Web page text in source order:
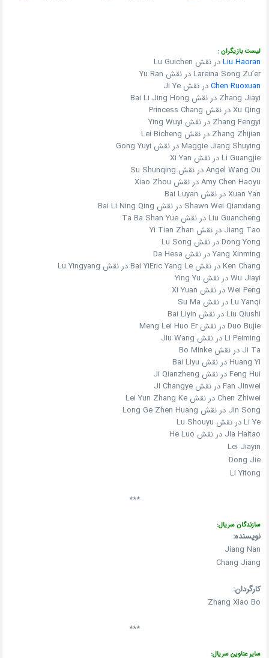
لیست بازیگران :
Liu Haoranدر نقش Lu Guichen
Lareina Song Zu’er در نقش Yu Ran
Chen Ruoxuanدر نقش Ji Ye
Zhang Jiayi در نقش Bai Li Jing Hong
Xu Qing در نقش Princess Chang
Zhang Fengyi در نقش Ying Wuyi
Zhang Zhijian در نقش Lei Bicheng
Maggie Jiang Shuying در نقش Gong Yuyi
Li Guangjie در نقش Xi Yan
Angel Wang Ou در نقش Su Shunqing
Amy Chen Haoyu در نقش Xiao Zhou
Xuan Yan در نقش Bai Luyan
Shawn Wei Qianxiang در نقش Bai Li Ning Qing
Liu Guancheng در نقش Ta Ba Shan Yue
Jiang Tao در نقش Yi Tian Zhan
Dong Yong در نقش Lu Song
Yang Xinming در نقش Da Hesa
Ken Chang در نقش Bai YiEric Yang Le در نقش Lu Yingyang
Wu Jiayi در نقش Ying Yu
Wei Peng در نقش Xi Yuan
Lu Yanqi در نقش Su Ma
Liu Qiushi در نقش Bai Liyin
Duo Bujie در نقش Meng Lei Huo Er
Li Peiming در نقش Jiu Wang
Ji Ta در نقش Bo Minke
Huang Yi در نقش Bai Liyu
Feng Hui در نقش Ji Qianzheng
Fan Jinwei در نقش Ji Changye
Chen Zhiwei در نقش Lei Yun Zhang Ke
Jin Song در نقش Long Ge Zhen Huang
Li Ye در نقش Lu Shouyu
Jia Haitao در نقش He Luo
Lei Jiayin
Dong Jie
Li Yitong
***
سازندگان سریال:
نویسنده:
Jiang Nan
Chang Jiang
کارگردان:
Zhang Xiao Bo
***
سایر عناوین سریال: